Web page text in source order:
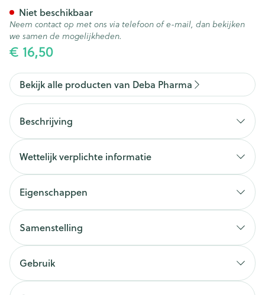
€ 16,50
Niet beschikbaar
Neem contact op met ons via telefoon of e-mail, dan bekijken
we samen de mogelijkheden.
Bekijk alle producten van Deba Pharma
Beschrijving
Wettelijk verplichte informatie
Eigenschappen
Samenstelling
Gebruik